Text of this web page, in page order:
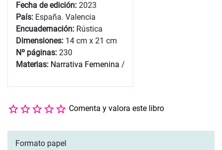
Fecha de edición: 2023
País: España. Valencia
Encuadernación: Rústica
Dimensiones: 14 cm x 21 cm
Nº páginas: 230
Materias: Narrativa Femenina /
Comenta y valora este libro
Formato papel